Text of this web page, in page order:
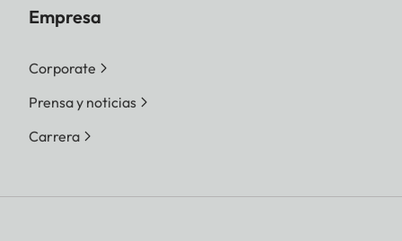
Empresa
Corporate
Prensa y noticias
Carrera